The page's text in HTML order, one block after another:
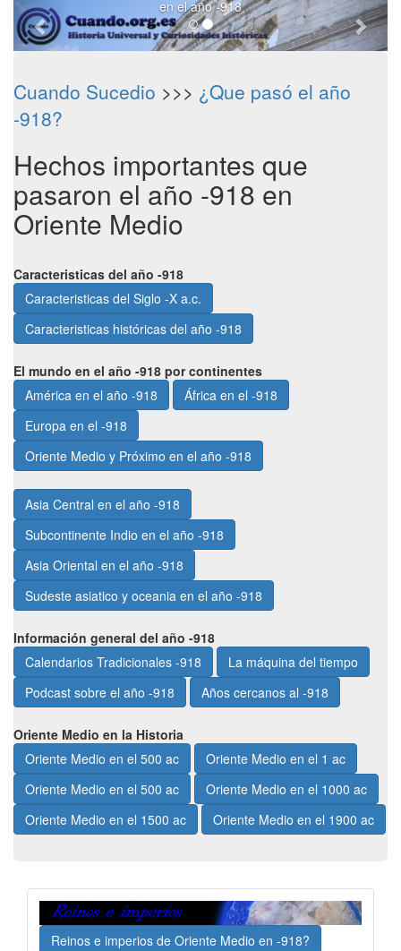
en el año -918
Cuando Sucedio >>> ¿Que pasó el año
-918?
Hechos importantes que
pasaron el año -918 en
Oriente Medio
Caracteristicas del año -918
Caracteristicas del Siglo -X a.c.
Caracteristicas históricas del año -918
El mundo en el año -918 por continentes
América en el año -918
África en el -918
Europa en el -918
Oriente Medio y Próximo en el año -918
Asia Central en el año -918
Subcontinente Indio en el año -918
Asia Oriental en el año -918
Sudeste asiatico y oceania en el año -918
Información general del año -918
Calendarios Tradicionales -918
La máquina del tiempo
Podcast sobre el año -918
Años cercanos al -918
Oriente Medio en la Historia
Oriente Medio en el 500 ac
Oriente Medio en el 1 ac
Oriente Medio en el 500 ac
Oriente Medio en el 1000 ac
Oriente Medio en el 1500 ac
Oriente Medio en el 1900 ac
Reinos e imperios de Oriente Medio en -918?